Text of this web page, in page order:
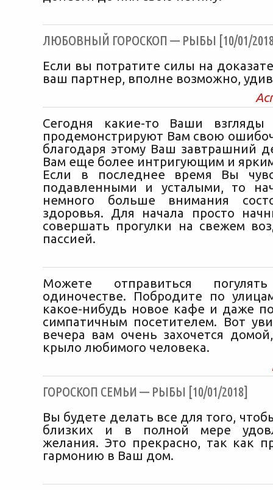
ЛЮБОВНЫЙ ГОРОСКОП — РЫБЫ [10/01/
Если вы потратите силы на
ваш партнер, вполне возможно,
Сегодня какие-то Ваши
продемонстрируют Вам свою
благодаря этому Ваш завтрашний
Вам еще более интригующим и
Если в последнее время Вы
подавленными и усталыми, то
немного больше внимания
здоровья. Для начала просто
совершать прогулки на свежем
пассией.
Можете отправиться
одиночестве. Побродите по
какое-нибудь новое кафе и даже
симпатичным посетителем. Вот
вечера вам очень захочется
крыло любимого человека.
ГОРОСКОП СЕМЬИ — РЫБЫ [10/01/2018]
Вы будете делать все для того,
близких и в полной мере
желания. Это прекрасно, так как
гармонию в Ваш дом.